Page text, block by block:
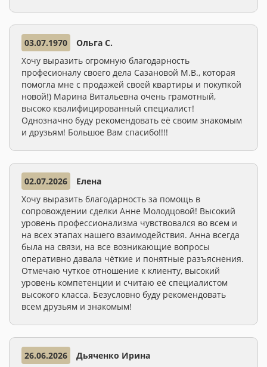
03.07.1970
Ольга С.
Хочу выразить огромную благодарность
професионалу своего дела Сазановой М.В., которая
помогла мне с продажей своей квартиры и покупкой
новой!) Марина Витальевна очень грамотный,
высоко квалифицированный специалист!
Однозначно буду рекомендовать её своим знакомым
и друзьям! Большое Вам спасибо!!!!
02.07.2026
Елена
Хочу выразить благодарность за помощь в
сопровождении сделки Анне Молодцовой! Высокий
уровень профессионализма чувствовался во всем и
на всех этапах нашего взаимодействия. Анна всегда
была на связи, на все возникающие вопросы
оперативно давала чёткие и понятные разъяснения.
Отмечаю чуткое отношение к клиенту, высокий
уровень компетенции и считаю её специалистом
высокого класса. Безусловно буду рекомендовать
всем друзьям и знакомым!
26.06.2026
Дьяченко Ирина